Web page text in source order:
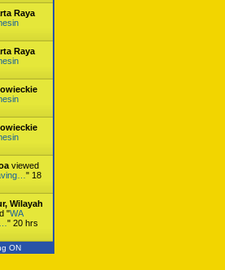
Raya
Raya
viewed
" 18
Wilayah
"WA
" 20 hrs
ON